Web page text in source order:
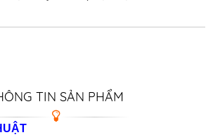
TIN SẢN PHẨM